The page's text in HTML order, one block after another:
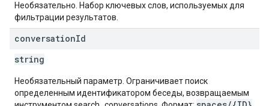
Необязательно. Набор ключевых слов, используемых для
фильтрации результатов.
conversationId
string
Необязательный параметр. Ограничивает поиск
определенным идентификатором беседы, возвращаемым